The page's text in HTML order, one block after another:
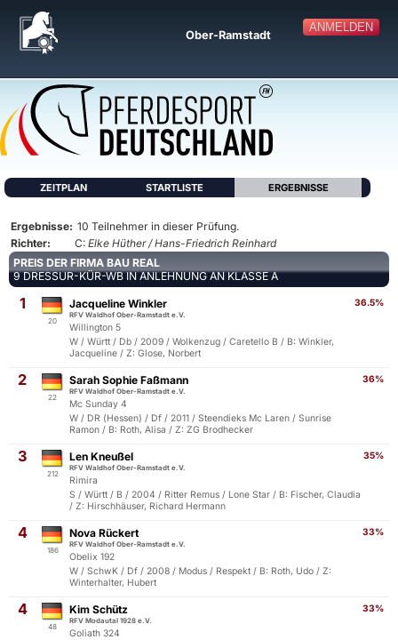
ANMELDEN
Ober-Ramstadt
ZEITPLAN STARTLISTE ERGEBNISSE
Ergebnisse: 10 Teilnehmer in dieser Prüfung.
Richter:
C: Elke Hüther / Hans-Friedrich Reinhard
PREIS DER FIRMA BAU REAL
9 DRESSUR-KÜR-WB IN ANLEHNUNG AN KLASSE A
1
20
36.5%
Jacqueline Winkler
RFV Waldhof Ober-Ramstadt e.V.
Willington 5
W / Württ / Db / 2009 / Wolkenzug / Caretello B / B: Winkler,
Jacqueline / Z: Glose, Norbert
2
22
36%
Sarah Sophie Faßmann
RFV Waldhof Ober-Ramstadt e.V.
Mc Sunday 4
W / DR (Hessen) / Df / 2011 / Steendieks Mc Laren / Sunrise
Ramon / B: Roth, Alisa / Z: ZG Brodhecker
3
212
35%
Len Kneußel
RFV Waldhof Ober-Ramstadt e.V.
Rimira
S / Württ / B / 2004 / Ritter Remus / Lone Star / B: Fischer, Claudia
/ Z: Hirschhäuser, Richard Hermann
4
186
33%
Nova Rückert
RFV Waldhof Ober-Ramstadt e.V.
Obelix 192
W / SchwK / Df / 2008 / Modus / Respekt / B: Roth, Udo / Z:
Winterhalter, Hubert
4
48
33%
Kim Schütz
RFV Modautal 1928 e.V.
Goliath 324